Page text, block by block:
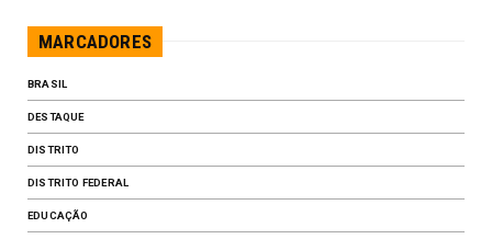
MARCADORES
BRASIL
DESTAQUE
DISTRITO
DISTRITO FEDERAL
EDUCAÇÃO